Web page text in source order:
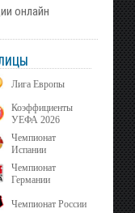
онлайн
Лига Европы
Коэффициенты
УЕФА 2026
Чемпионат
Испании
Чемпионат
Германии
Чемпионат России